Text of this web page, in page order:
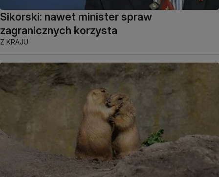
Sikorski: nawet minister spraw
zagranicznych korzysta
Z KRAJU